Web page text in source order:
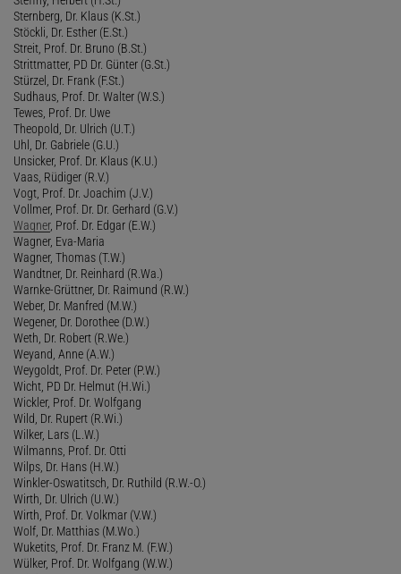
Sternberg, Dr. Klaus (K.St.)
Stöckli, Dr. Esther (E.St.)
Streit, Prof. Dr. Bruno (B.St.)
Strittmatter, PD Dr. Günter (G.St.)
Stürzel, Dr. Frank (F.St.)
Sudhaus, Prof. Dr. Walter (W.S.)
Tewes, Prof. Dr. Uwe
Theopold, Dr. Ulrich (U.T.)
Uhl, Dr. Gabriele (G.U.)
Unsicker, Prof. Dr. Klaus (K.U.)
Vaas, Rüdiger (R.V.)
Vogt, Prof. Dr. Joachim (J.V.)
Vollmer, Prof. Dr. Dr. Gerhard (G.V.)
Wagner, Prof. Dr. Edgar (E.W.)
Wagner, Eva-Maria
Wagner, Thomas (T.W.)
Wandtner, Dr. Reinhard (R.Wa.)
Warnke-Grüttner, Dr. Raimund (R.W.)
Weber, Dr. Manfred (M.W.)
Wegener, Dr. Dorothee (D.W.)
Weth, Dr. Robert (R.We.)
Weyand, Anne (A.W.)
Weygoldt, Prof. Dr. Peter (P.W.)
Wicht, PD Dr. Helmut (H.Wi.)
Wickler, Prof. Dr. Wolfgang
Wild, Dr. Rupert (R.Wi.)
Wilker, Lars (L.W.)
Wilmanns, Prof. Dr. Otti
Wilps, Dr. Hans (H.W.)
Winkler-Oswatitsch, Dr. Ruthild (R.W.-O.)
Wirth, Dr. Ulrich (U.W.)
Wirth, Prof. Dr. Volkmar (V.W.)
Wolf, Dr. Matthias (M.Wo.)
Wuketits, Prof. Dr. Franz M. (F.W.)
Wülker, Prof. Dr. Wolfgang (W.W.)